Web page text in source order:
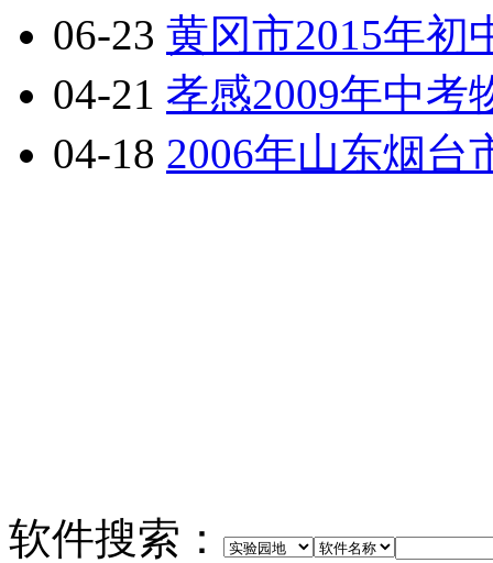
06-23 黄冈市2015年初
04-21 孝感2009年中考
04-18 2006年山东烟台
软件搜索：